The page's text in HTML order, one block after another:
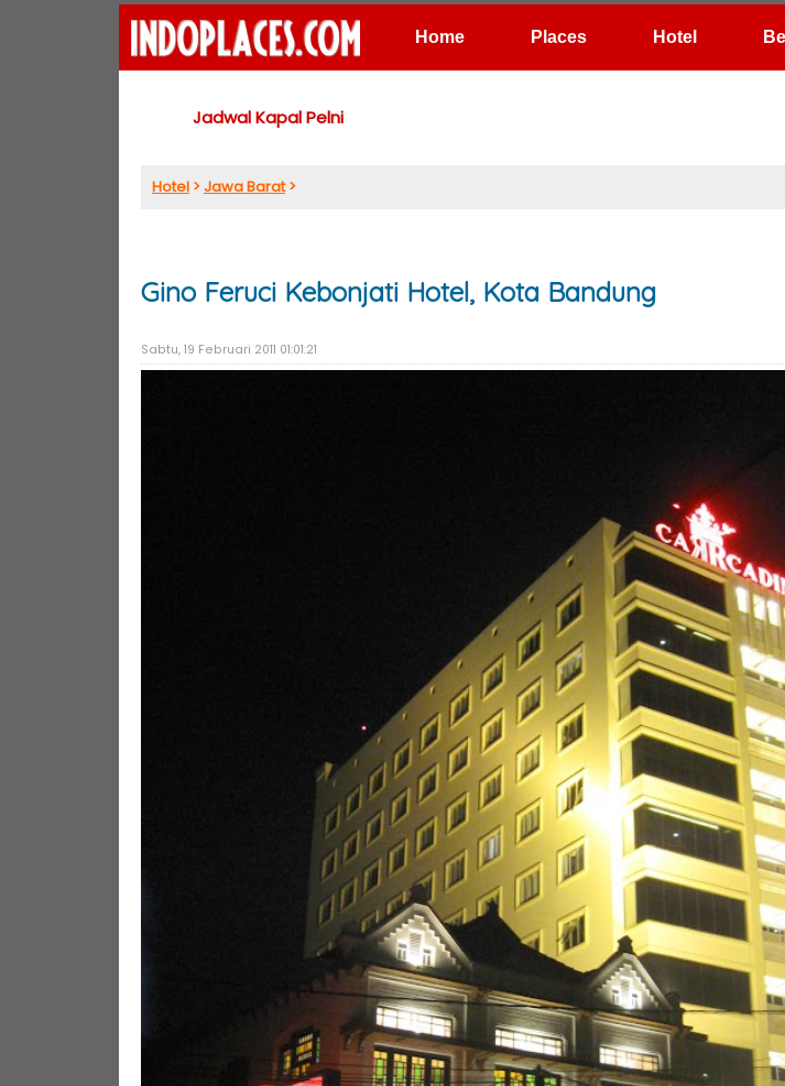
Home Places Hotel Berita
Jadwal Kapal Pelni
Hotel >Jawa Barat>
Gino Feruci Kebonjati Hotel, Kota Bandung
Sabtu, 19 Februari 2011 01:01:21